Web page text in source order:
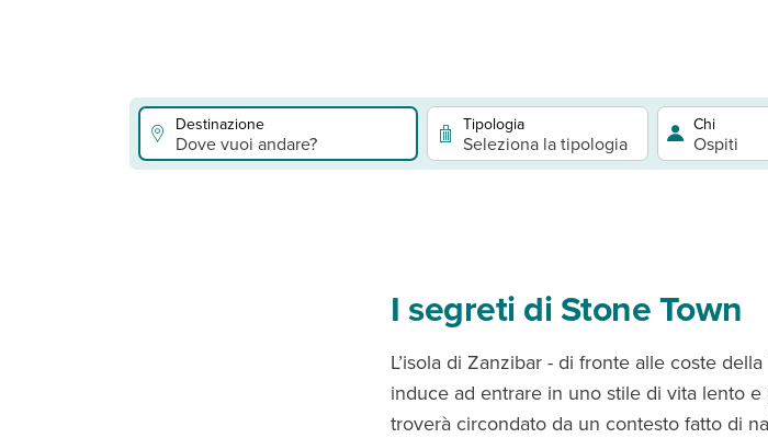
Destinazione
Dove vuoi andare?
Tipologia
Seleziona la tipologia
Chi
Ospiti
I segreti di Stone Town
L’isola di Zanzibar - di fronte alle coste
induce ad entrare in uno stile di vita lento
troverà circondato da un contesto fatto di